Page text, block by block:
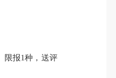
限报1种，送评